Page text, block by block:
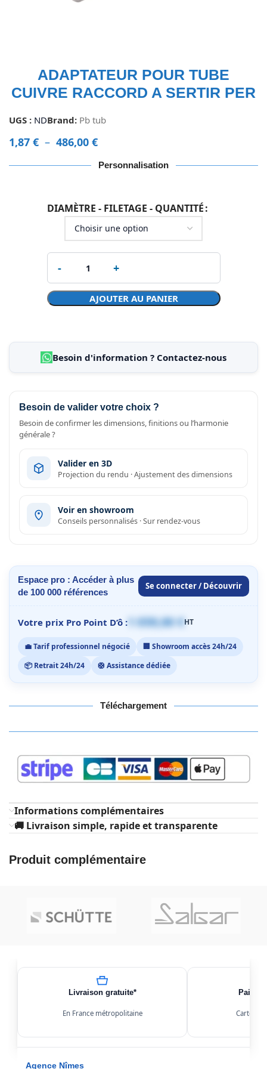
ADAPTATEUR POUR TUBE
CUIVRE RACCORD A SERTIR PER
UGS : NDBrand: Pb tub
1,87 € – 486,00 €
Personnalisation
DIAMÈTRE - FILETAGE - QUANTITÉ
AJOUTER AU PANIER
Besoin d'information ? Contactez-nous
Besoin de valider votre choix ?
Besoin de confirmer les dimensions, finitions ou l’harmonie
générale ?
Valider en 3D
Projection du rendu · Ajustement des dimensions
Voir en showroom
Conseils personnalisés · Sur rendez-vous
Espace pro : Accéder à plus
de 100 000 références
Se connecter / Découvrir
Votre prix Pro Point D’ô : 1 059,00 €HT
💼 Tarif professionnel négocié
🏢 Showroom accès 24h/24
📦 Retrait 24h/24
🛟 Assistance dédiée
Téléchargement
Informations complémentaires
🚚 Livraison simple, rapide et transparente
Produit complémentaire
Livraison gratuite*
En France métropolitaine Carte,
Agence Nîmes